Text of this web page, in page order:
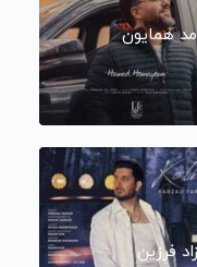
همایون
فرزین